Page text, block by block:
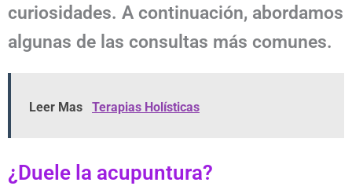
curiosidades. A continuación, abordamos
algunas de las consultas más comunes.
Leer Mas Terapias Holísticas
¿Duele la acupuntura?